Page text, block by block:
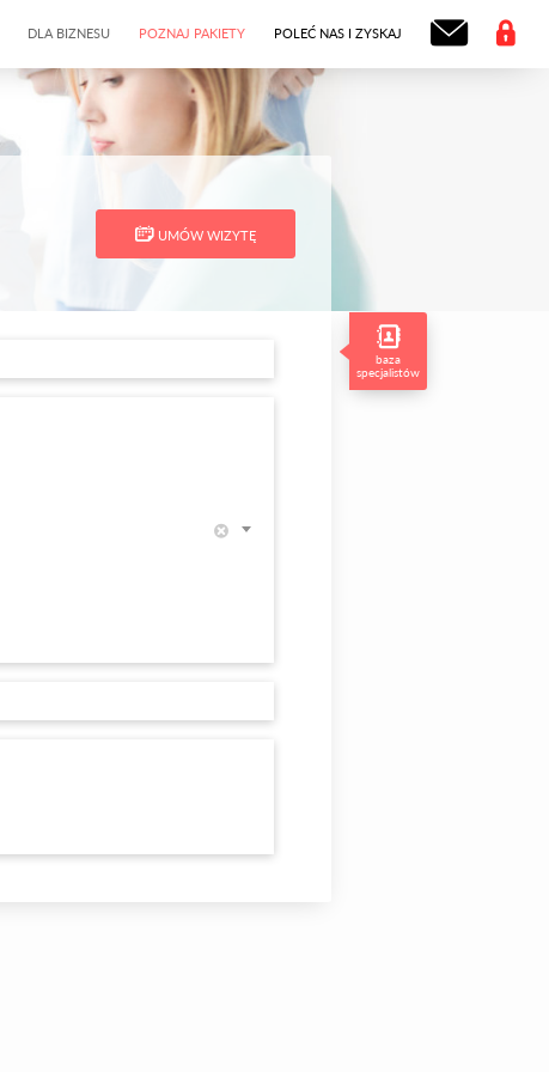
DLA BIZNESU POZNAJ PAKIETY POLEĆ NAS I ZYSKAJ
UMÓW WIZYTĘ
baza
specjalistów